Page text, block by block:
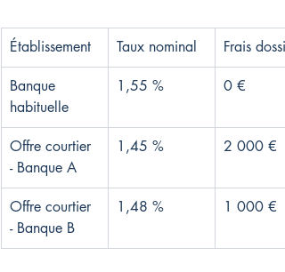
Établissement Taux nominal Frais
Banque
habituelle
1,55 % 0 €
Offre courtier
- Banque A
1,45 % 2 000 €
Offre courtier
- Banque B
1,48 % 1 000 €